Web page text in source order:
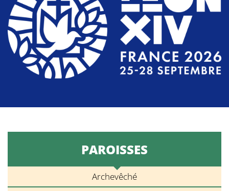
PAROISSES
Archevêché